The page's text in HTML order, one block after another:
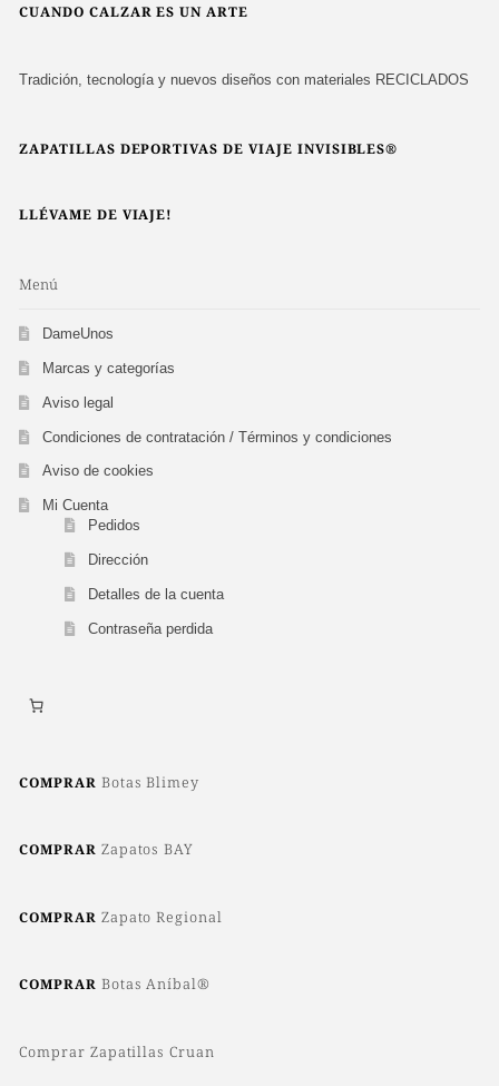
CUANDO CALZAR ES UN ARTE
Tradición, tecnología y nuevos diseños con materiales RECICLADOS
ZAPATILLAS DEPORTIVAS DE VIAJE INVISIBLES®
LLÉVAME DE VIAJE!
Menú
DameUnos
Marcas y categorías
Aviso legal
Condiciones de contratación / Términos y condiciones
Aviso de cookies
Mi Cuenta
Pedidos
Dirección
Detalles de la cuenta
Contraseña perdida
COMPRAR Botas Blimey
COMPRAR Zapatos BAY
COMPRAR Zapato Regional
COMPRAR Botas Aníbal®
Comprar Zapatillas Cruan